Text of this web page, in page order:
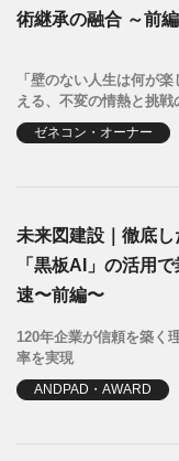
術継承の融合 ～前
「壁のない人生は何が
える、不変の情熱と挑戦
ゼネコン・オーナー
未来図建設｜徹底
「黒板AI」の活用
速〜前編〜
120年企業が信頼を築く
率を実現
ANDPAD・AWARD